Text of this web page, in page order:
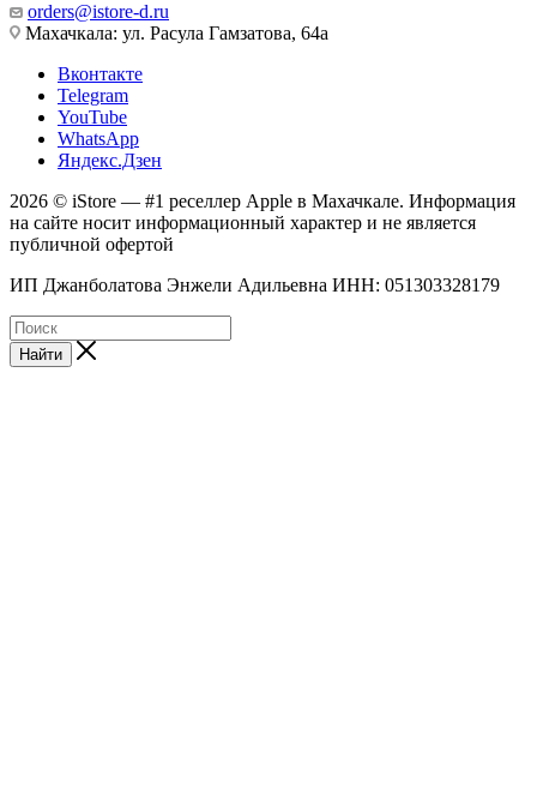
orders@istore-d.ru
Махачкала: ул. Расула Гамзатова, 64а
Вконтакте
Telegram
YouTube
WhatsApp
Яндекс.Дзен
2026 © iStore — #1 реселлер Apple в Махачкале. Информация
на сайте носит информационный характер и не является
публичной офертой
ИП Джанболатова Энжели Адильевна ИНН: 051303328179
Найти